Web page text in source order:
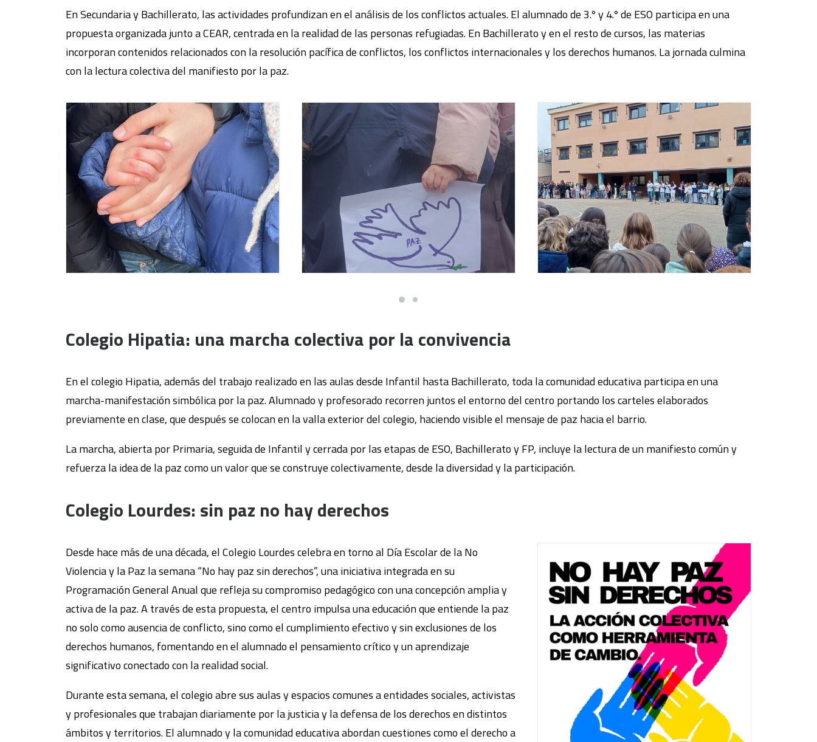
En Secundaria y Bachillerato, las actividades profundizan en el análisis de los conflictos actuales. El alumnado de 3.º y 4.º de ESO participa en una
propuesta organizada junto a CEAR, centrada en la realidad de las personas refugiadas. En Bachillerato y en el resto de cursos, las materias
incorporan contenidos relacionados con la resolución pacífica de conflictos, los conflictos internacionales y los derechos humanos. La jornada culmina
con la lectura colectiva del manifiesto por la paz.
Colegio Hipatia: una marcha colectiva por la convivencia
En el colegio Hipatia, además del trabajo realizado en las aulas desde Infantil hasta Bachillerato, toda la comunidad educativa participa en una
marcha-manifestación simbólica por la paz. Alumnado y profesorado recorren juntos el entorno del centro portando los carteles elaborados
previamente en clase, que después se colocan en la valla exterior del colegio, haciendo visible el mensaje de paz hacia el barrio.
La marcha, abierta por Primaria, seguida de Infantil y cerrada por las etapas de ESO, Bachillerato y FP, incluye la lectura de un manifiesto común y
refuerza la idea de la paz como un valor que se construye colectivamente, desde la diversidad y la participación.
Colegio Lourdes: sin paz no hay derechos
Desde hace más de una década, el Colegio Lourdes celebra en torno al Día Escolar de la No
Violencia y la Paz la semana “No hay paz sin derechos”, una iniciativa integrada en su
Programación General Anual que refleja su compromiso pedagógico con una concepción amplia y
activa de la paz. A través de esta propuesta, el centro impulsa una educación que entiende la paz
no solo como ausencia de conflicto, sino como el cumplimiento efectivo y sin exclusiones de los
derechos humanos, fomentando en el alumnado el pensamiento crítico y un aprendizaje
significativo conectado con la realidad social.
Durante esta semana, el colegio abre sus aulas y espacios comunes a entidades sociales, activistas
y profesionales que trabajan diariamente por la justicia y la defensa de los derechos en distintos
ámbitos y territorios. El alumnado y la comunidad educativa abordan cuestiones como el derecho a